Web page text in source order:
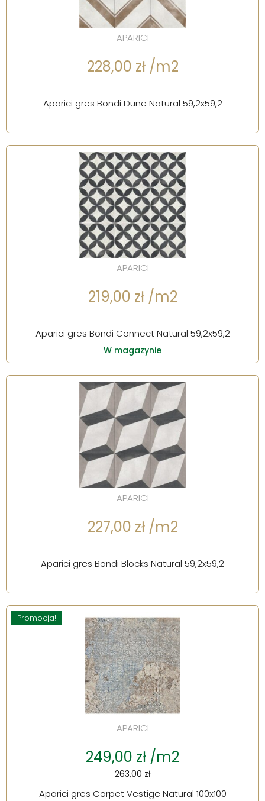
APARICI
228,00 zł /m2
Aparici gres Bondi Dune Natural 59,2x59,2
APARICI
219,00 zł /m2
Aparici gres Bondi Connect Natural 59,2x59,2
W magazynie
APARICI
227,00 zł /m2
Aparici gres Bondi Blocks Natural 59,2x59,2
Promocja!
APARICI
249,00 zł /m2
263,00 zł
Aparici gres Carpet Vestige Natural 100x100